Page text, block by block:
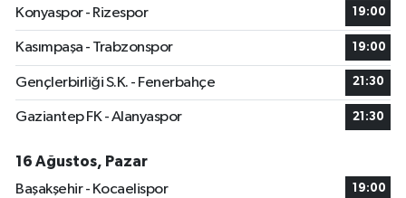
Konyaspor - Rizespor
19:00
Kasımpaşa - Trabzonspor 19:00
Gençlerbirliği S.K. - Fenerbahçe 21:30
Gaziantep FK - Alanyaspor 21:30
16 Ağustos, Pazar
Başakşehir - Kocaelispor
19:00